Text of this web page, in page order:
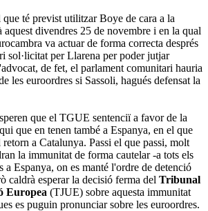
que té previst utilitzar Boye de cara a la
aquest divendres 25 de novembre i en la qual
va actuar de forma correcta després
sol·licitat per Llarena per poder jutjar
de fet, el parlament comunitari hauria
les euroordres si Sassoli, hagués defensat la
que el TGUE sentenciï a favor de la
que en tenen també a Espanya, en el que
a Catalunya. Passi el que passi, molt
la immunitat de forma cautelar -a tots els
a Espanya, on es manté l'ordre de detenció
caldrà esperar la decisió ferma del Tribunal
Europea (TJUE) sobre aquesta immunitat
es puguin pronunciar sobre les euroordres.